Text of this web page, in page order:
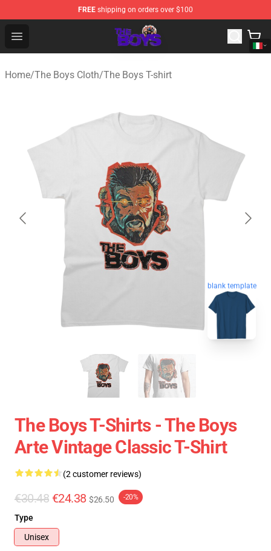
FREE shipping on orders over $100
Open menu
The Boys Store - Official The Boys Merchandise Shop
Home/The Boys Cloth/The Boys T-shirt
blank template
The Boys T-Shirts - The Boys
Arte Vintage Classic T-Shirt
(2 customer reviews)
€30.48 €24.38 $26.50 -20%
Type
Unisex